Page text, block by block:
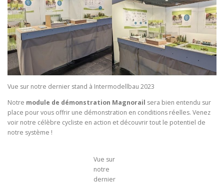
Vue sur notre dernier stand à Intermodellbau 2023
Notre module de démonstration Magnorail sera bien entendu sur
place pour vous offrir une démonstration en conditions réelles. Venez
voir notre célèbre cycliste en action et découvrir tout le potentiel de
notre système !
Vue sur
notre
dernier